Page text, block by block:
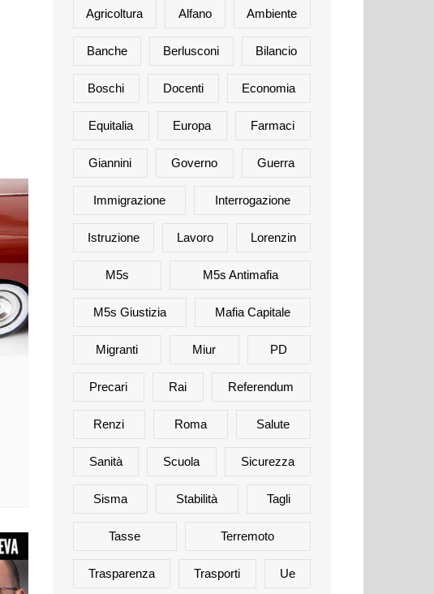
Agricoltura Alfano Ambiente
Banche Berlusconi Bilancio
Boschi Docenti Economia
Equitalia Europa Farmaci
Giannini Governo Guerra
Immigrazione Interrogazione
Istruzione Lavoro Lorenzin
M5s M5s Antimafia
M5s Giustizia Mafia Capitale
Migranti Miur PD
Precari Rai Referendum
Renzi Roma Salute
Sanità Scuola Sicurezza
Sisma Stabilità Tagli
Tasse Terremoto
Trasparenza Trasporti Ue